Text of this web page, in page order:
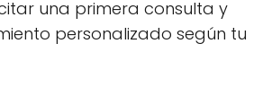
una primera consulta y
personalizado según tu